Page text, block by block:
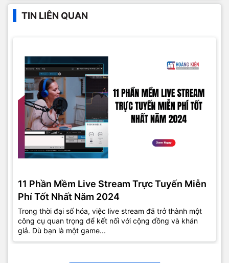
TIN LIÊN QUAN
11 Phần Mềm Live Stream Trực Tuyến Miễn
Phí Tốt Nhất Năm 2024
Trong thời đại số hóa, việc live stream đã trở thành một
công cụ quan trọng để kết nối với cộng đồng và khán
giả. Dù bạn là một game...